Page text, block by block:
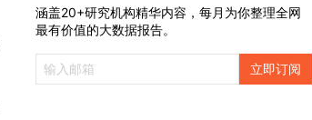
涵盖20+研究机构精华内容，每月为你整理全网
最有价值的大数据报告。
立即订阅